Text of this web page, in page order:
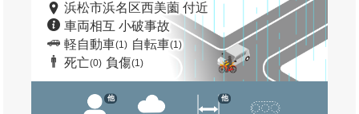
浜松市浜名区西美薗 付近
車両相互 小破事故
軽自動車(1) 自転車(1)
死亡(0) 負傷(1)
他 他